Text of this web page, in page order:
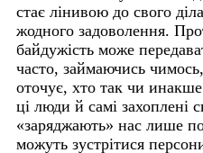
стає лінивою до свого
жодного задоволення.
байдужість може
часто, займаючись
оточує, хто так чи
ці люди й самі захоплені
«заряджають» нас лише
можуть зустрітися